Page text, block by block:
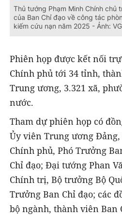
Thủ tướng Phạm Minh Chính chủ
của Ban Chỉ đạo về công tác
kiếm cứu nạn năm 2025 - Ảnh:
Phiên họp được kết nối
Chính phủ tới 34 tỉnh,
Trung ương, 3.321 xã,
nước.
Tham dự phiên họp có
Ủy viên Trung ương
Chính phủ, Phó Trưởng
Chỉ đạo; Đại tướng Phan
Chính trị, Bộ trưởng Bộ
Trưởng Ban Chỉ đạo; các
bộ ngành, thành viên Ban